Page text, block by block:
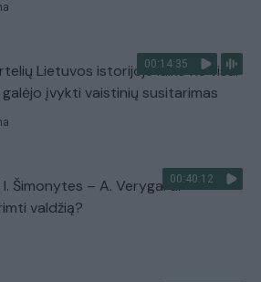
00:14:35
Lietuvos istorijoje laiko ne visai
įvykti vaistinių susitarimas
00:40:12
Šimonytes – A. Veryga: ar
valdžią?